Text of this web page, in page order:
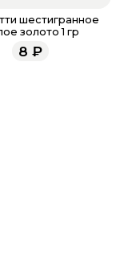
шестигранное
золото 1 гр
8 ₽